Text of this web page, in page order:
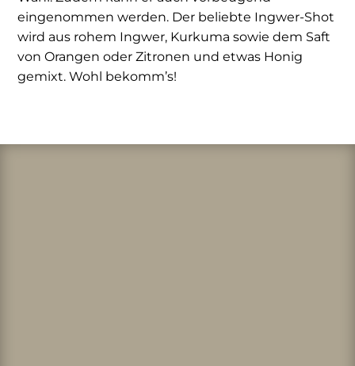
eingenommen werden. Der beliebte Ingwer-Shot
wird aus rohem Ingwer, Kurkuma sowie dem Saft
von Orangen oder Zitronen und etwas Honig
gemixt. Wohl bekomm’s!